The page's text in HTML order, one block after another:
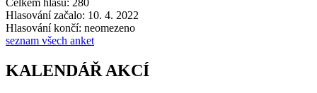
Celkem hlasů: 280
Hlasování začalo: 10. 4. 2022
Hlasování končí: neomezeno
seznam všech anket
KALENDÁŘ AKCÍ